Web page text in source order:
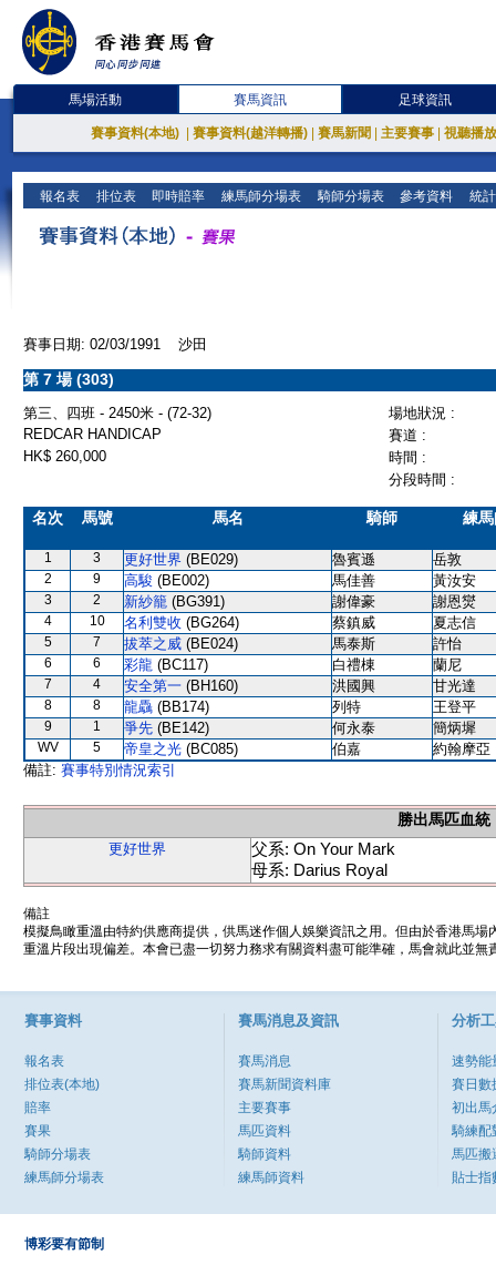
馬場活動 賽馬資訊 足球資訊
賽事資料(本地) 賽事資料(越洋轉播) 賽馬新聞 主要賽事 視聽播
報名表 排位表 即時賠率 練馬師分場表 騎師分場表 參考資料 統
賽事日期: 02/03/1991 沙田
第 7 場 (303)
第三、四班 - 2450米 - (72-32)
場地狀況 :
REDCAR HANDICAP
賽道 :
HK$ 260,000
時間 :
分段時間 :
名次 馬號 馬名 騎師 練
1 3 更好世界 (BE029) 魯賓遜 岳敦
2 9 高駿 (BE002) 馬佳善 黃汝安
3 2 新紗籠 (BG391) 謝偉豪 謝恩爕
4 10 名利雙收 (BG264) 蔡鎮威 夏志信
5 7 拔萃之威 (BE024) 馬泰斯 許怡
6 6 彩龍 (BC117) 白禮棟 蘭尼
7 4 安全第一 (BH160) 洪國興 甘光達
8 8 龍驫 (BB174) 列特 王登平
9 1 爭先 (BE142) 何永泰 簡炳墀
WV 5 帝皇之光 (BC085) 伯嘉
約翰摩亞
備註: 賽事特別情況索引
勝出馬匹血統
更好世界
父系: On Your Mark
母系: Darius Royal
備註
模擬鳥瞰重溫由特約供應商提供，供馬迷作個人娛樂資訊之用。但由於香港馬
重溫片段出現偏差。本會已盡一切努力務求有關資料盡可能準確，馬會就此並
賽事資料
報名表
排位表(本地)
賠率
賽果
騎師分場表
練馬師分場表
賽馬消息及資訊
賽馬消息
賽馬新聞資料庫
主要賽事
馬匹資料
騎師資料
練馬師資料
分析
速勢能
賽日數
初出馬
騎練配
馬匹搬
貼士指
博彩要有節制